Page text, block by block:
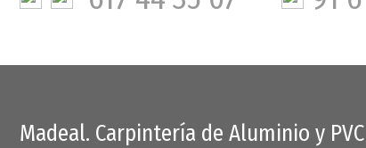
Madeal. Carpintería de Aluminio y PVC